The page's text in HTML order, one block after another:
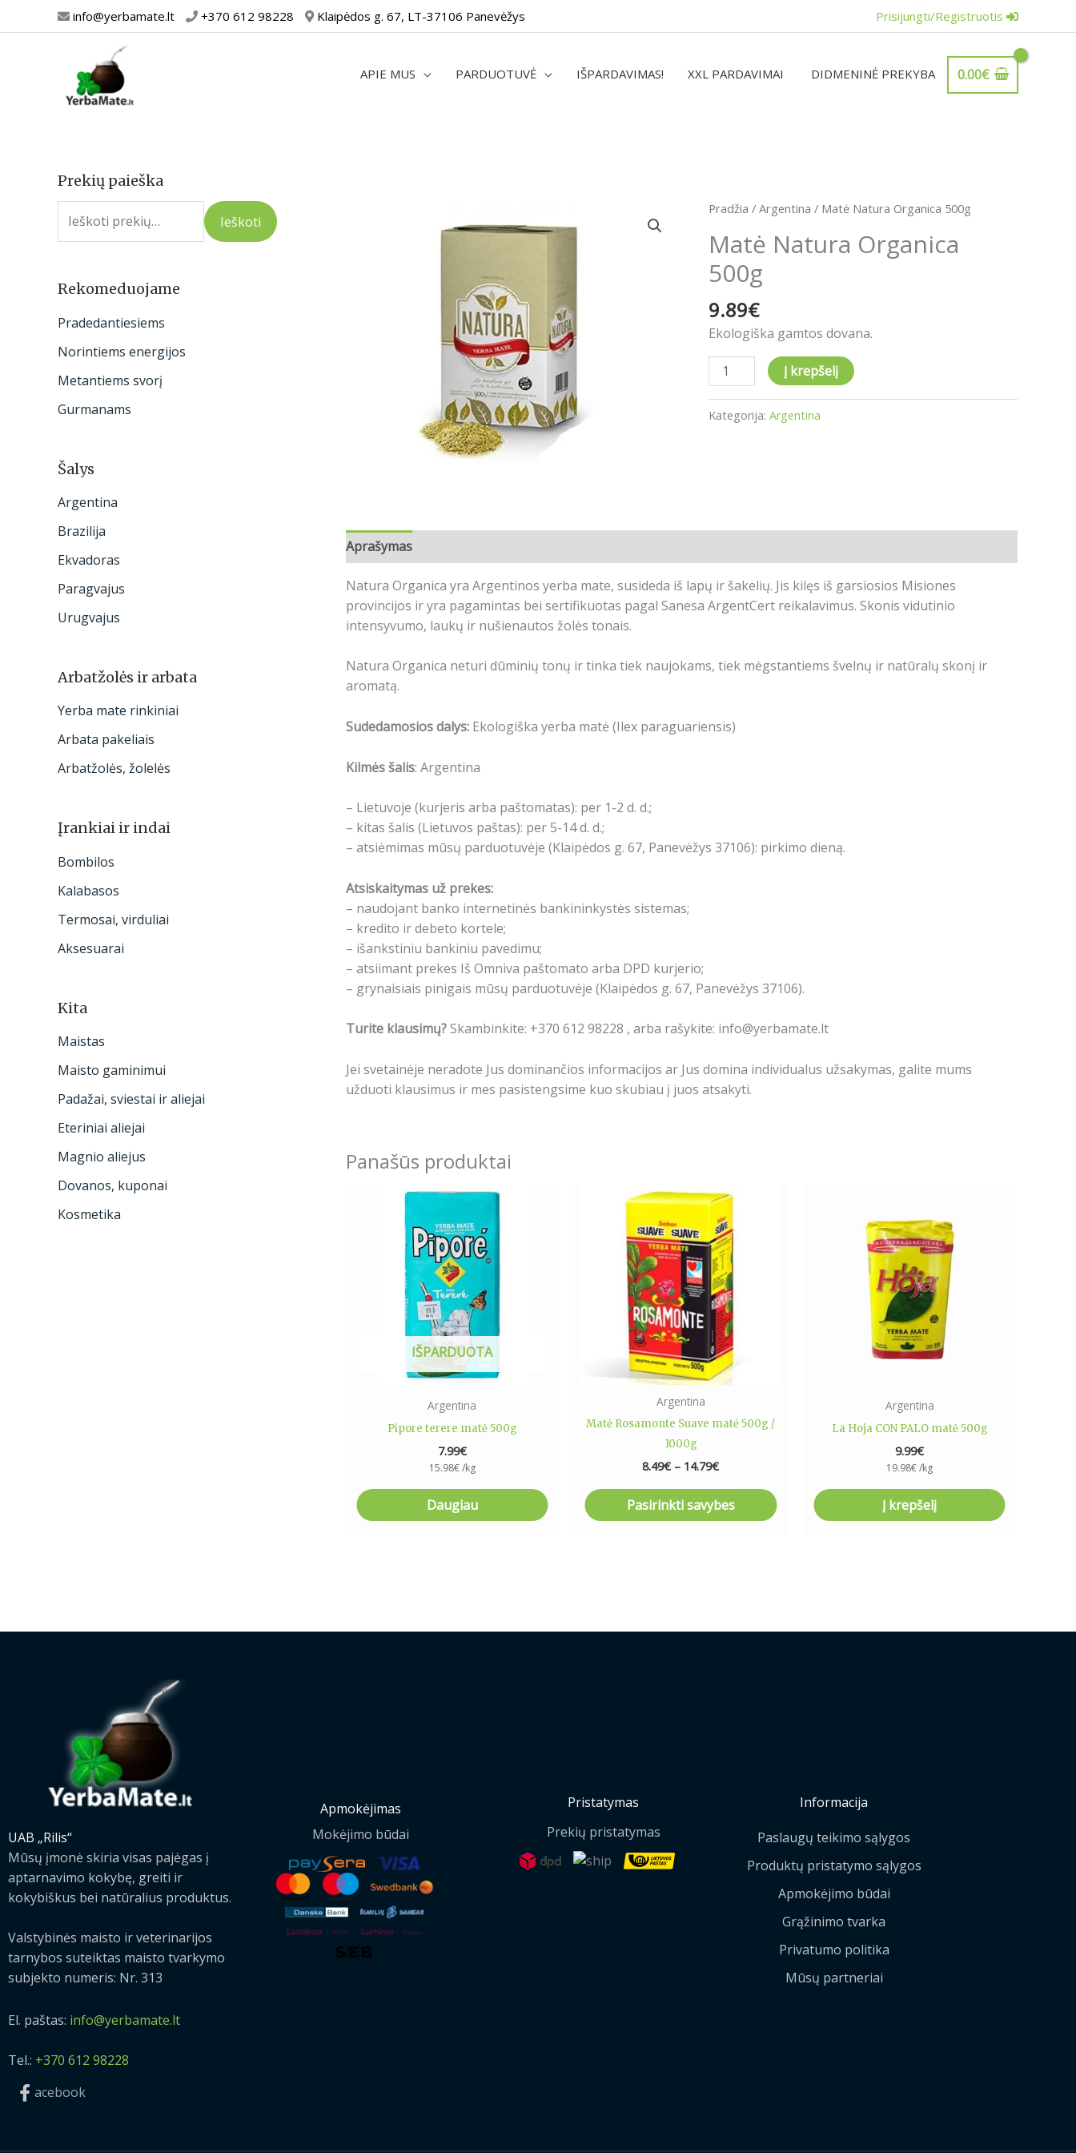
prie
info@yerbamate.lt +370 612 98228 Klaipėdos g. 67, LT-37106 Panevėžys Prisijungti/Registruotis
APIE MUS PARDUOTUVĖ IŠPARDAVIMAS! XXL PARDAVIMAI DIDMENINĖ PREKYBA 0.00€
Prekių paieška
I
e
o
:
Ieškoti
Rekomeduojame
Pradedantiesiems
Norintiems energijos
Metantiems svorį
Gurmanams
Šalys
Argentina
Brazilija
Ekvadoras
Paragvajus
Urugvajus
Arbatžolės ir arbata
Yerba mate rinkiniai
Arbata pakeliais
Arbatžolės, žolelės
Įrankiai ir indai
Bombilos
Kalabasos
Termosai, virduliai
Aksesuarai
Kita
Maistas
Maisto gaminimui
Padažai, sviestai ir aliejai
Eteriniai aliejai
Magnio aliejus
Dovanos, kuponai
Kosmetika
Pradžia /Argentina / Matė Natura Organica 500g
Matė Natura Organica
500g
9.89€
Ekologiška gamtos dovana.
produkto
Matė
Natura
Organica
500g
Į krepšelį
Kategorija:Argentina
Aprašymas
Natura Organica yra Argentinos yerba mate, susideda iš lapų ir šakelių. Jis kilęs iš garsiosios Misiones
provincijos ir yra pagamintas bei sertifikuotas pagal Sanesa ArgentCert reikalavimus. Skonis vidutinio
intensyvumo, laukų ir nušienautos žolės tonais.
Natura Organica neturi dūminių tonų ir tinka tiek naujokams, tiek mėgstantiems švelnų ir natūralų skonį ir
aromatą.
Sudedamosios dalys: Ekologiška yerba matė (Ilex paraguariensis)
Kilmės šalis: Argentina
– Lietuvoje (kurjeris arba paštomatas): per 1-2 d. d.;
– kitas šalis (Lietuvos paštas): per 5-14 d. d.;
– atsiėmimas mūsų parduotuvėje (Klaipėdos g. 67, Panevėžys 37106): pirkimo dieną.
Atsiskaitymas už prekes:
– naudojant banko internetinės bankininkystės sistemas;
– kredito ir debeto kortele;
– išankstiniu bankiniu pavedimu;
– atsiimant prekes Iš Omniva paštomato arba DPD kurjerio;
– grynaisiais pinigais mūsų parduotuvėje (Klaipėdos g. 67, Panevėžys 37106).
Turite klausimų?Skambinkite: +370 612 98228 , arba rašykite: info@yerbamate.lt
Jei svetainėje neradote Jus dominančios informacijos ar Jus domina individualus užsakymas, galite mums
užduoti klausimus ir mes pasistengsime kuo skubiau į juos atsakyti.
Panašūs produktai
IŠPARDUOTA
Argentina
Pipore terere matė 500g
7.99€
15.98€/kg
Daugiau
Argentina
Matė Rosamonte Suave matė 500g /
1000g
8.49€ – 14.79€
Price
range:
8.49€
through
14.79€
Pasirinkti savybes
This
product
has
multiple
variants.
The
options
may
be
chosen
on
product
page
Argentina
La Hoja CON PALO matė 500g
9.99€
19.98€/kg
Į krepšelį
UAB „Rilis“
Mūsų įmonė skiria visas pajėgas į
aptarnavimo kokybę, greiti ir
kokybiškus bei natūralius produktus.
Valstybinės maisto ir veterinarijos
tarnybos suteiktas maisto tvarkymo
subjekto numeris: Nr. 313
El. paštas: info@yerbamate.lt
Tel.: +370 612 98228
acebook
Apmokėjimas
Mokėjimo būdai
Pristatymas
Prekių pristatymas
Informacija
Paslaugų teikimo sąlygos
Produktų pristatymo sąlygos
Apmokėjimo būdai
Grąžinimo tvarka
Privatumo politika
Mūsų partneriai